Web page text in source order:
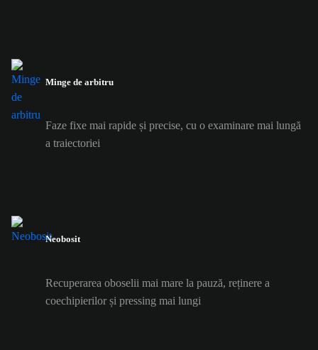
Minge de arbitru
Faze fixe mai rapide și precise, cu o examinare mai lungă
a traiectoriei
Neobosit
Recuperarea oboselii mai mare la pauză, reținere a
coechipierilor și pressing mai lungi